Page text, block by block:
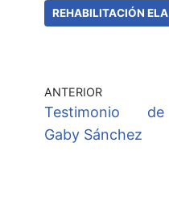
REHABILITACIÓN ELA
ANTERIOR
Testimonio de
Gaby Sánchez